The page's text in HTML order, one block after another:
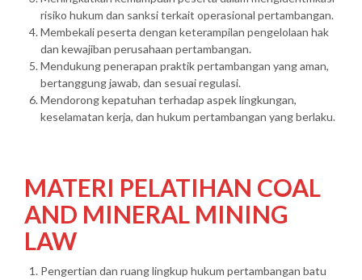
risiko hukum dan sanksi terkait operasional pertambangan.
Membekali peserta dengan keterampilan pengelolaan hak
dan kewajiban perusahaan pertambangan.
Mendukung penerapan praktik pertambangan yang aman,
bertanggung jawab, dan sesuai regulasi.
Mendorong kepatuhan terhadap aspek lingkungan,
keselamatan kerja, dan hukum pertambangan yang berlaku.
MATERI PELATIHAN COAL
AND MINERAL MINING
LAW
Pengertian dan ruang lingkup hukum pertambangan batu